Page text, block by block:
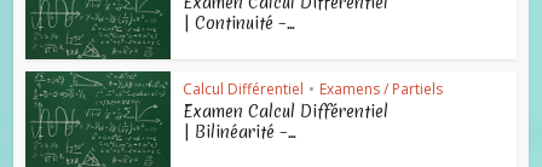
| Continuité –...
Calcul Différentiel • Examens / Partiels
Examen Calcul Différentiel
| Bilinéarité –...